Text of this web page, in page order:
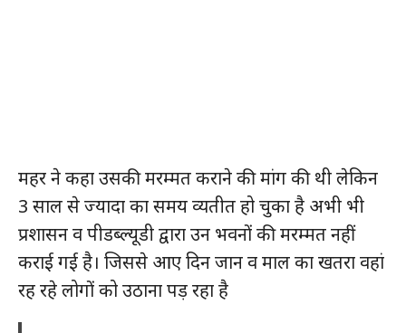
महर ने कहा उसकी मरम्मत कराने की मांग की थी लेकिन
3 साल से ज्यादा का समय व्यतीत हो चुका है अभी भी
प्रशासन व पीडब्ल्यूडी द्वारा उन भवनों की मरम्मत नहीं
कराई गई है। जिससे आए दिन जान व माल का खतरा वहां
रह रहे लोगों को उठाना पड़ रहा है